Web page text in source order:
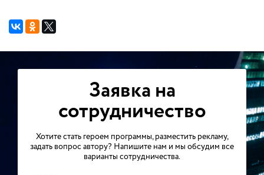
Заявка на
сотрудничество
Хотите стать героем программы, разместить рекламу,
задать вопрос автору? Напишите нам и мы обсудим все
варианты сотрудничества.